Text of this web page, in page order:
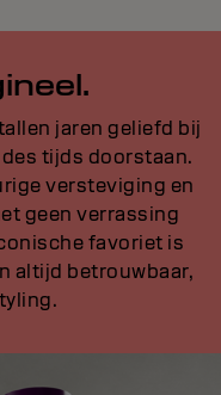
jaren geliefd bij
tijds doorstaan.
versteviging en
geen verrassing
favoriet is
altijd betrouwbaar,